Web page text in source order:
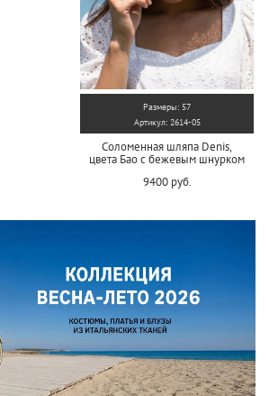
Размеры: 57
Артикул: 2614-05
Соломенная шляпа Denis,
цвета Бао с бежевым шнурком
9400 руб.